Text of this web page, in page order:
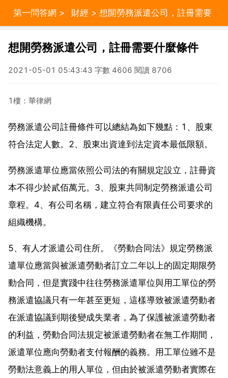
第一問答網 > 財經 > 想開勞務派遣公司，註冊需要
什麼條件
想開勞務派遣公司，註冊需要什麼條件
2021-05-01 05:43:43 字數 4606 閱讀 8706
1樓：華律網
勞務派遣公司註冊條件可以總結為如下幾點：1、股東
符合法定人數。2、股東出資達到法定資本最低限額。
勞務派遣單位應當依照公司法的有關規定設立，註冊資
本不得少於貳佰萬元。3、股東共同制定勞務派遣公司
章程。4、有公司名稱，建立符合有限責任公司要求的
組織機構。
5、有人才派遣公司住所。《勞動合同法》規定勞務派
遣單位應當與被派遣勞動者訂立二年以上的固定期限勞
動合同，但是實踐中往往勞務派遣單位與用工單位的勞
務派遣協議只有一年甚至更短，這樣導致被派遣勞動者
在派遣協議到期後變成失業者，為了保護被派遣勞動者
的利益，勞動合同法規定被派遣勞動者在無工作期間，
派遣單位應向勞動者支付報酬的義務。用工單位雖不是
勞動法意義上的用人單位，但由於被派遣勞動者實際在